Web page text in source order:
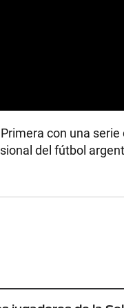
con una
del fútbol